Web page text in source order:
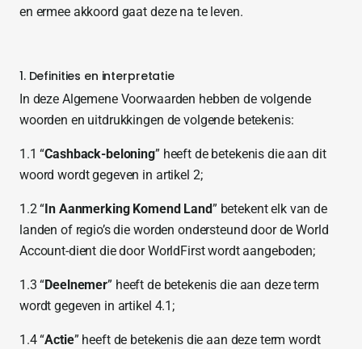
en ermee akkoord gaat deze na te leven.
1. Definities en interpretatie
In deze Algemene Voorwaarden hebben de volgende
woorden en uitdrukkingen de volgende betekenis:
1.1 “Cashback-beloning” heeft de betekenis die aan dit
woord wordt gegeven in artikel 2;
1.2 “ In Aanmerking Komend Land” betekent elk van de
landen of regio’s die worden ondersteund door de World
Account-dient die door WorldFirst wordt aangeboden;
1.3 “Deelnemer” heeft de betekenis die aan deze term
wordt gegeven in artikel 4.1;
1.4 “Actie” heeft de betekenis die aan deze term wordt